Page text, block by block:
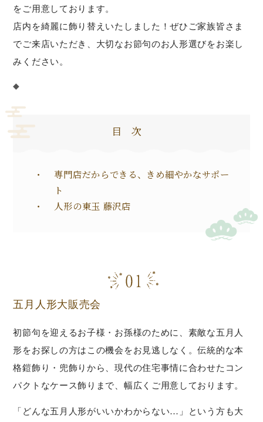
をご用意しております。
店内を綺麗に飾り替えいたしました！ぜひご家族皆さま
でご来店いただき、大切なお節句のお人形選びをお楽し
みください。
◆
目次
専門店だからできる、きめ細やかなサポー
ト
人形の東玉 藤沢店
五月人形大販売会
初節句を迎えるお子様・お孫様のために、素敵な五月人
形をお探しの方はこの機会をお見逃しなく。伝統的な本
格鎧飾り・兜飾りから、現代の住宅事情に合わせたコン
パクトなケース飾りまで、幅広くご用意しております。
「どんな五月人形がいいかわからない…」という方も大